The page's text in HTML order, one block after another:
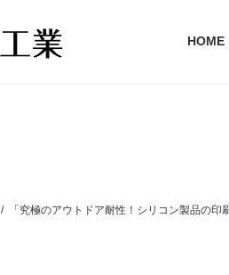
HOME
「究極のアウトドア耐性！シリコン製品の